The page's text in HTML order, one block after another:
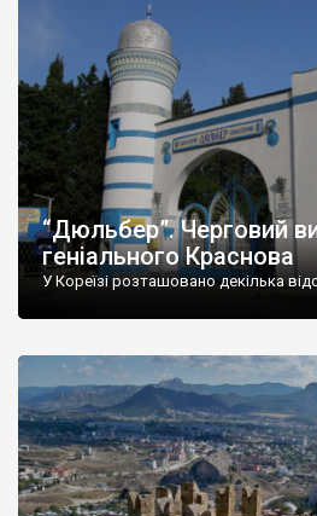
“Дюльбер”. Черговий
геніального Краснова
У Кореїзі розташовано декілька